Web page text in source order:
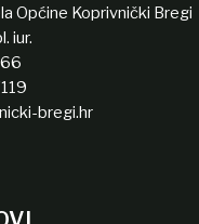
Općine Koprivnički Bregi
iur.
bregi.hr